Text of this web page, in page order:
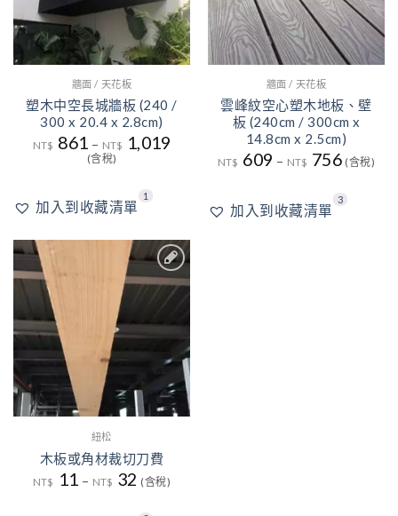
牆面 / 天花板
塑木中空長城牆板 (240 /
300 x 20.4 x 2.8cm)
NT$ 861 – NT$ 1,019
(含稅)
加入到收藏清單
1
牆面 / 天花板
雲峰紋空心塑木地板、壁
板 (240cm / 300cm x
14.8cm x 2.5cm)
NT$ 609 – NT$ 756 (含稅)
加入到收藏清單
3
加入
到收
藏清
3
紐松
木板或角材裁切刀費
NT$ 11 – NT$ 32 (含稅)